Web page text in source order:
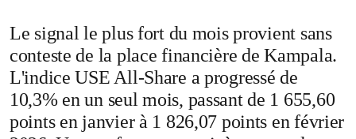
Le signal le plus fort du mois provient sans
conteste de la place financière de Kampala.
L'indice USE All-Share a progressé de
10,3% en un seul mois, passant de 1 655,60
points en janvier à 1 826,07 points en février